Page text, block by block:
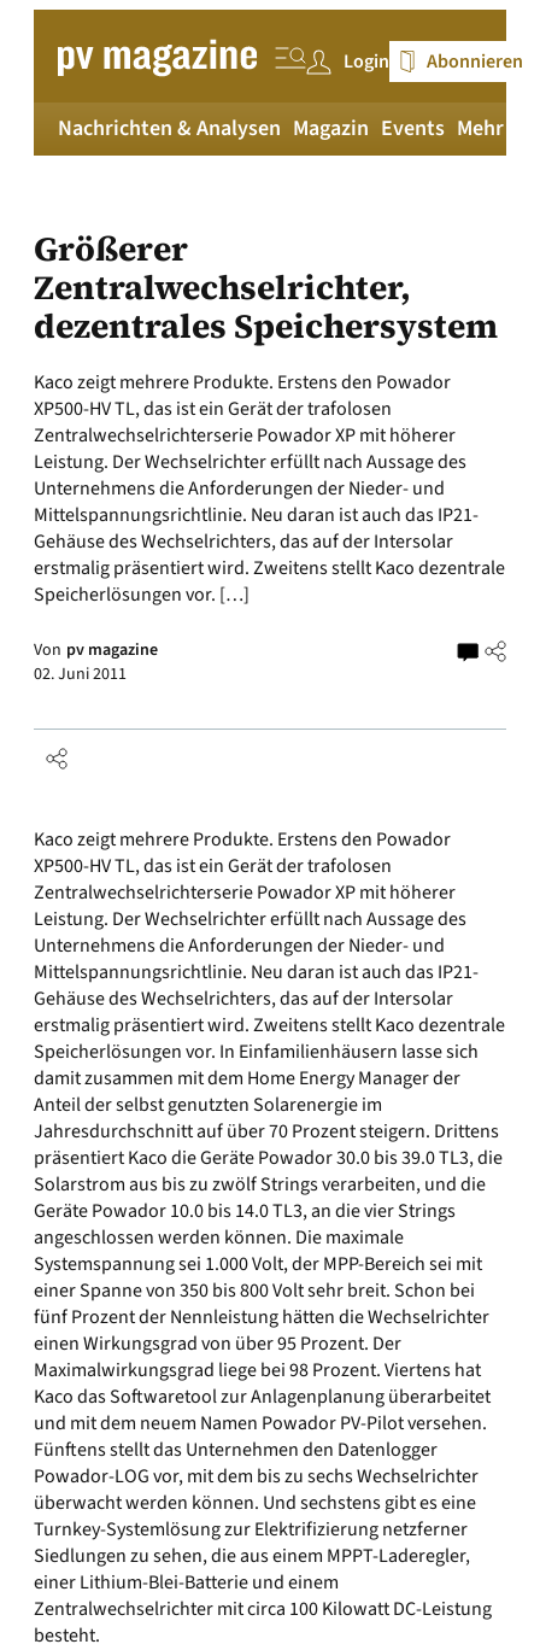
springen
Login Abonnieren
Nachrichten & Analysen Magazin Events Mehr
Größerer
Zentralwechselrichter,
dezentrales Speichersystem
Kaco zeigt mehrere Produkte. Erstens den Powador
XP500-HV TL, das ist ein Gerät der trafolosen
Zentralwechselrichterserie Powador XP mit höherer
Leistung. Der Wechselrichter erfüllt nach Aussage des
Unternehmens die Anforderungen der Nieder- und
Mittelspannungsrichtlinie. Neu daran ist auch das IP21-
Gehäuse des Wechselrichters, das auf der Intersolar
erstmalig präsentiert wird. Zweitens stellt Kaco dezentrale
Speicherlösungen vor. […]
Von pv magazine
02. Juni 2011
Kaco zeigt mehrere Produkte. Erstens den Powador
XP500-HV TL, das ist ein Gerät der trafolosen
Zentralwechselrichterserie Powador XP mit höherer
Leistung. Der Wechselrichter erfüllt nach Aussage des
Unternehmens die Anforderungen der Nieder- und
Mittelspannungsrichtlinie. Neu daran ist auch das IP21-
Gehäuse des Wechselrichters, das auf der Intersolar
erstmalig präsentiert wird. Zweitens stellt Kaco dezentrale
Speicherlösungen vor. In Einfamilienhäusern lasse sich
damit zusammen mit dem Home Energy Manager der
Anteil der selbst genutzten Solarenergie im
Jahresdurchschnitt auf über 70 Prozent steigern. Drittens
präsentiert Kaco die Geräte Powador 30.0 bis 39.0 TL3, die
Solarstrom aus bis zu zwölf Strings verarbeiten, und die
Geräte Powador 10.0 bis 14.0 TL3, an die vier Strings
angeschlossen werden können. Die maximale
Systemspannung sei 1.000 Volt, der MPP-Bereich sei mit
einer Spanne von 350 bis 800 Volt sehr breit. Schon bei
fünf Prozent der Nennleistung hätten die Wechselrichter
einen Wirkungsgrad von über 95 Prozent. Der
Maximalwirkungsgrad liege bei 98 Prozent. Viertens hat
Kaco das Softwaretool zur Anlagenplanung überarbeitet
und mit dem neuem Namen Powador PV-Pilot versehen.
Fünftens stellt das Unternehmen den Datenlogger
Powador-LOG vor, mit dem bis zu sechs Wechselrichter
überwacht werden können. Und sechstens gibt es eine
Turnkey-Systemlösung zur Elektrifizierung netzferner
Siedlungen zu sehen, die aus einem MPPT-Laderegler,
einer Lithium-Blei-Batterie und einem
Zentralwechselrichter mit circa 100 Kilowatt DC-Leistung
besteht.